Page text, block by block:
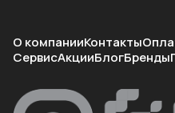
О компанииКонтакты
СервисАкцииБлогБренды